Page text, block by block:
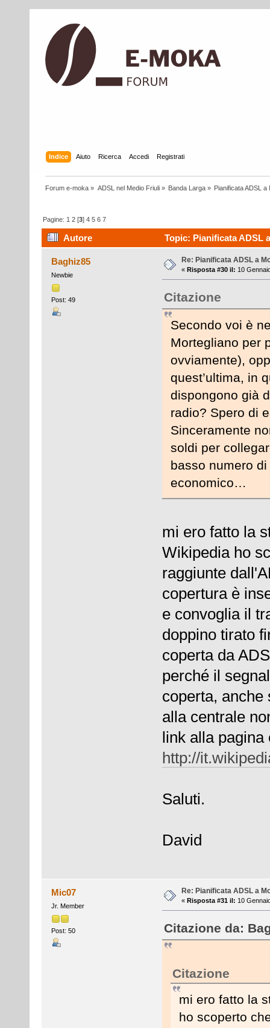
Indice Aiuto Ricerca Accedi Registrati
Forum e-moka » ADSL nel Medio Friuli» Banda Larga» Pianificata ADSL
Pagine: 1 2 [3]4 5 6 7
Autore Topic: Pianificata ADSL
Baghiz85
Newbie
Post: 49
Re: Pianificata ADSL a
« Risposta #30 il: 10
Citazione
Secondo voi è
Mortegliano per
ovviamente),
quest’ultima, in
dispongono già
radio? Spero di
Sinceramente
soldi per
basso numero
economico…
mi ero fatto la
Wikipedia ho
raggiunte
copertura è
e convoglia il
doppino tirato
coperta da
perché il
coperta, anche
alla centrale
link alla pagina
http://
Saluti.
David
Mic07
Jr. Member
Post: 50
Re: Pianificata ADSL a
« Risposta #31 il: 10
Citazione da:
Citazione
mi ero fatto la
ho scoperto